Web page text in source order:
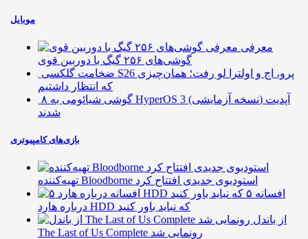
موبایل
معرفی
گوشی‌های ۲۵۶ گیگ با دوربین قوی
ضخامت گلکسی S26 پرو، اج و اولترا لو رفت؛ همان‌چیزی
که انتظار داشتیم
۸ گوشی شیائومی به HyperOS 3 (نسخه آزمایشی) آپدیت
شدند
بازی‌های کامپیوتری
تهیه‌کننده Bloodborne استودیوی جدیدی افتتاح کرد
۵ افسانه
درباره هارد HDD که نباید باور کنید
از باندل
The Last of Us Complete رونمایی شد